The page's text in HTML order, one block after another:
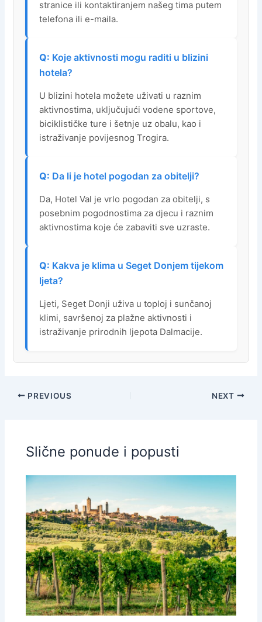
stranice ili kontaktiranjem našeg tima putem
telefona ili e-maila.
Koje aktivnosti mogu raditi u blizini
hotela?
U blizini hotela možete uživati u raznim
aktivnostima, uključujući vodene sportove,
biciklističke ture i šetnje uz obalu, kao i
istraživanje povijesnog Trogira.
Da li je hotel pogodan za obitelji?
Da, Hotel Val je vrlo pogodan za obitelji, s
posebnim pogodnostima za djecu i raznim
aktivnostima koje će zabaviti sve uzraste.
Kakva je klima u Seget Donjem tijekom
ljeta?
Ljeti, Seget Donji uživa u toploj i sunčanoj
klimi, savršenoj za plažne aktivnosti i
istraživanje prirodnih ljepota Dalmacije.
PREVIOUS NEXT
Slične ponude i popusti